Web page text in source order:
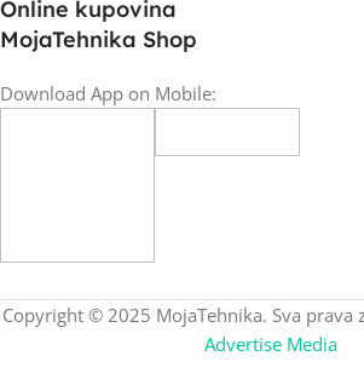
Online kupovina
MojaTehnika Shop
Download App on Mobile:
Copyright © 2025 MojaTehnika. Sva prava
Advertise Media